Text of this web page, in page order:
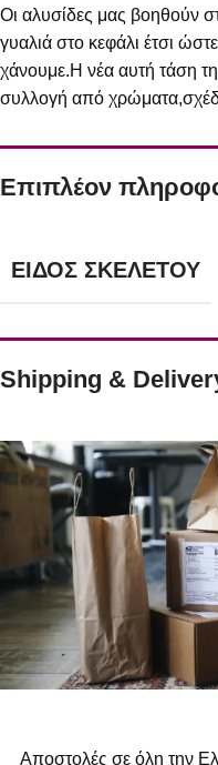
Οι αλυσίδες μας βοηθούν
γυαλιά στο κεφάλι έτσι
χάνουμε.Η νέα αυτή τάση
συλλογή από
Επιπλέον
ΕΊΔΟΣ ΣΚΕΛΕΤΟΎ
Shipping &
Αποστολές σε όλη την